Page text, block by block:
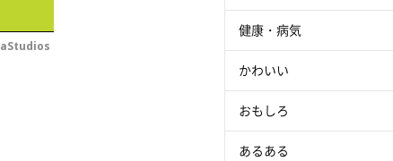
健康・病気
かわいい
おもしろ
あるある